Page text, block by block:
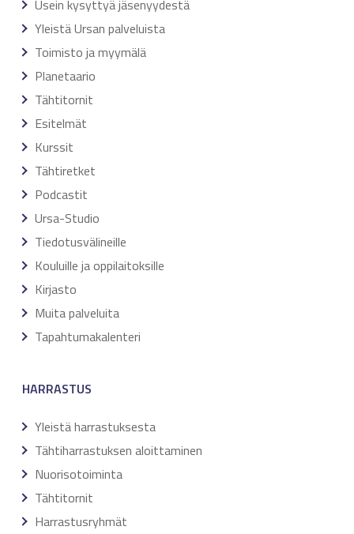
Usein kysyttyä jäsenyydestä
Yleistä Ursan palveluista
Toimisto ja myymälä
Planetaario
Tähtitornit
Esitelmät
Kurssit
Tähtiretket
Podcastit
Ursa-Studio
Tiedotusvälineille
Kouluille ja oppilaitoksille
Kirjasto
Muita palveluita
Tapahtumakalenteri
HARRASTUS
Yleistä harrastuksesta
Tähtiharrastuksen aloittaminen
Nuorisotoiminta
Tähtitornit
Harrastusryhmät